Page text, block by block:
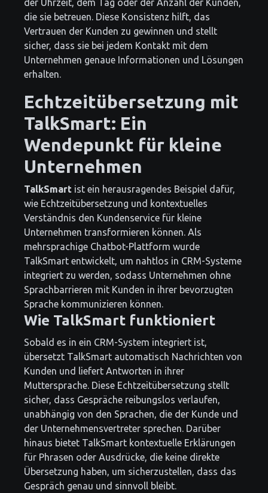
die sie betreuen. Diese Konsistenz hilft, das
Vertrauen der Kunden zu gewinnen und stellt
sicher, dass sie bei jedem Kontakt mit dem
Unternehmen genaue Informationen und Lösungen
erhalten.
Echtzeitübersetzung mit
TalkSmart: Ein
Wendepunkt für kleine
Unternehmen
TalkSmart ist ein herausragendes Beispiel dafür,
wie Echtzeitübersetzung und kontextuelles
Verständnis den Kundenservice für kleine
Unternehmen transformieren können. Als
mehrsprachige Chatbot-Plattform wurde
TalkSmart entwickelt, um nahtlos in CRM-Systeme
integriert zu werden, sodass Unternehmen ohne
Sprachbarrieren mit Kunden in ihrer bevorzugten
Sprache kommunizieren können.
Wie TalkSmart funktioniert
Sobald es in ein CRM-System integriert ist,
übersetzt TalkSmart automatisch Nachrichten von
Kunden und liefert Antworten in ihrer
Muttersprache. Diese Echtzeitübersetzung stellt
sicher, dass Gespräche reibungslos verlaufen,
unabhängig von den Sprachen, die der Kunde und
der Unternehmensvertreter sprechen. Darüber
hinaus bietet TalkSmart kontextuelle Erklärungen
für Phrasen oder Ausdrücke, die keine direkte
Übersetzung haben, um sicherzustellen, dass das
Gespräch genau und sinnvoll bleibt.